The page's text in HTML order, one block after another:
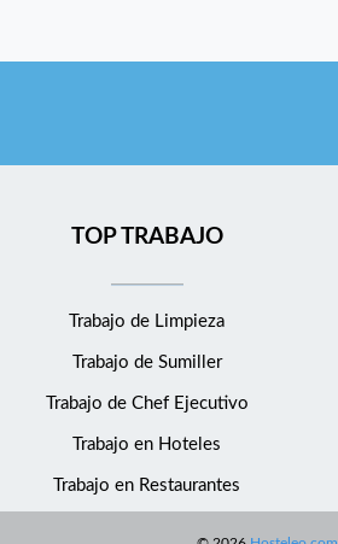
TOP TRABAJO
Trabajo de Limpieza
Trabajo de Sumiller
Trabajo de Chef Ejecutivo
Trabajo en Hoteles
Trabajo en Restaurantes